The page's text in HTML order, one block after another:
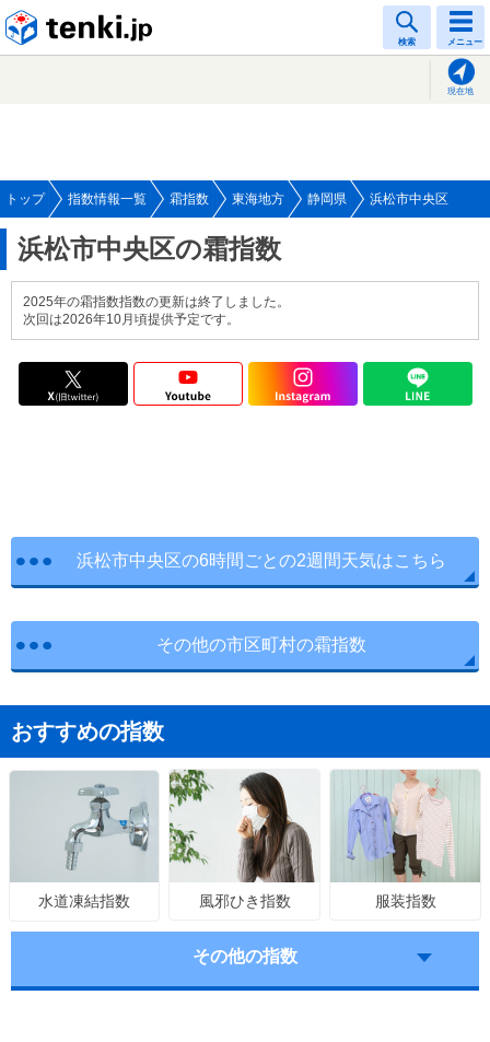
検索 メニュー
現在地
トップ 指数情報一覧 霜指数 東海地方 静岡県 浜松市中央区
浜松市中央区の霜指数
2025年の霜指数指数の更新は終了しました。
次回は2026年10月頃提供予定です。
浜松市中央区の6時間ごとの2週間天気はこちら
その他の市区町村の霜指数
おすすめの指数
水道凍結指数 風邪ひき指数 服装指数
その他の指数